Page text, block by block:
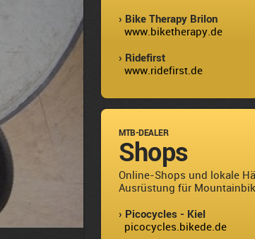
› Bike Therapy Brilon
www.biketherapy.de
› Ridefirst
www.ridefirst.de
MTB-DEALER
Shops
Online-Shops und lokale
Ausrüstung für
› Picocycles - Kiel
picocycles.bikede.de